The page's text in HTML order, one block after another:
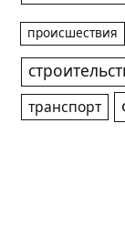
происшествия
транспорт